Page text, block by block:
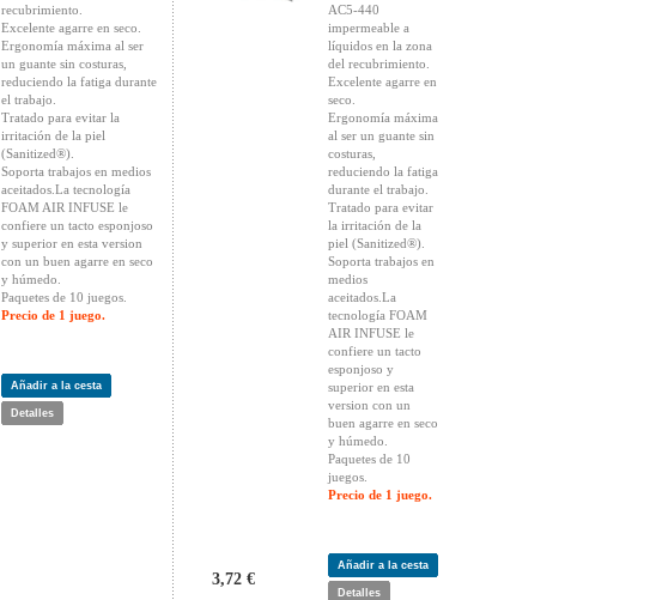
recubrimiento.
Excelente agarre en seco.
Ergonomía máxima al ser
un guante sin costuras,
reduciendo la fatiga durante
el trabajo.
Tratado para evitar la
irritación de la piel
(Sanitized®).
Soporta trabajos en medios
aceitados.La tecnología
FOAM AIR INFUSE le
confiere un tacto esponjoso
y superior en esta version
con un buen agarre en seco
y húmedo.
Paquetes de 10 juegos.
Precio de 1 juego.
Añadir a la cesta
Detalles
AC5-440
impermeable a
líquidos en la zona
del recubrimiento.
Excelente agarre en
seco.
Ergonomía máxima
al ser un guante sin
costuras,
reduciendo la fatiga
durante el trabajo.
Tratado para evitar
la irritación de la
piel (Sanitized®).
Soporta trabajos en
medios
aceitados.La
tecnología FOAM
AIR INFUSE le
confiere un tacto
esponjoso y
superior en esta
version con un
buen agarre en seco
y húmedo.
Paquetes de 10
juegos.
Precio de 1 juego.
3,72 €
Añadir a la cesta
Detalles